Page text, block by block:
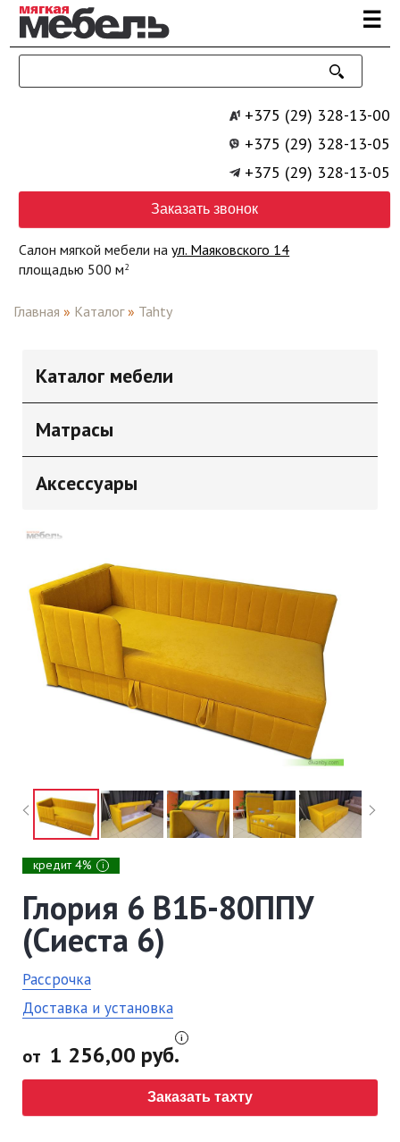
Перейти к основному содержанию ☰
+375 (29) 328-13-00
+375 (29) 328-13-05
+375 (29) 328-13-05
Заказать звонок
Салон мягкой мебели наул. Маяковского 14
площадью 500 м2
Главная » Каталог » Tahty
Каталог мебели
Матрасы
Аксессуары
кредит 4% i
Глория 6 В1Б-80ППУ
(Сиеста 6)
Рассрочка
Доставка и установка
от 1 256,00 руб.
Заказать тахту